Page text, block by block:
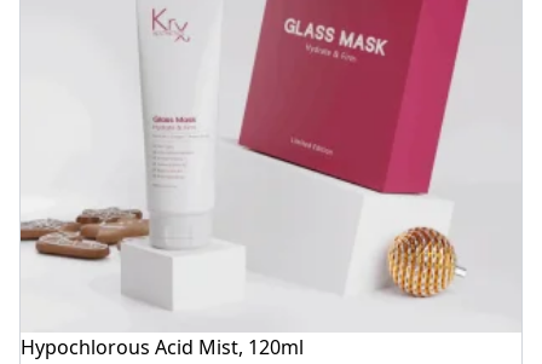
Hypochlorous Acid Mist, 120ml